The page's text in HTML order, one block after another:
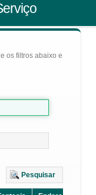
os filtros abaixo e
Pesquisar